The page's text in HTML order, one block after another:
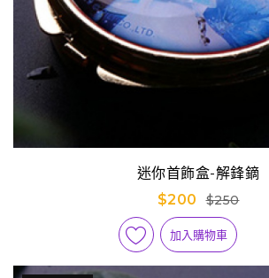
迷你首飾盒-解鋒鏑
$200
$250
加入購物車